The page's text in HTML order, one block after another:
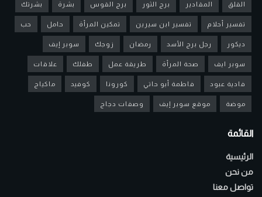
القلق المقادير برج الثور برج القوس بشرة بشرتك
تفسير أحلام تفسير ابن سيرين تمكين المرأة حامل حب
ديكور رجل برج الأسد رمضان زوجك سوبر إيف
سوبر ايف صحة المرأة طريقة عمل طفلك علاقات
فادية عبود فاطمة أبو حاتي كورونا كوفيد ماكياج
موضة موقع سوبر إيف وصفات دجاج
القائمة
الرئيسية
من نحن
تواصل معنا